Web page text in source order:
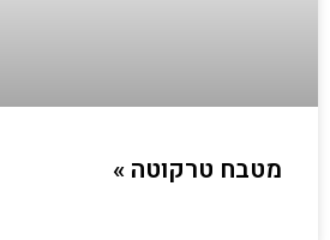
מטבח טרקוטה »